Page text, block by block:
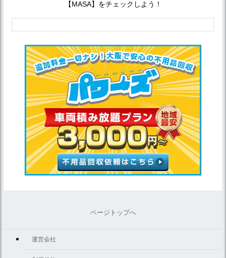
【MASA】をチェックしよう！
ページトップへ
運営会社